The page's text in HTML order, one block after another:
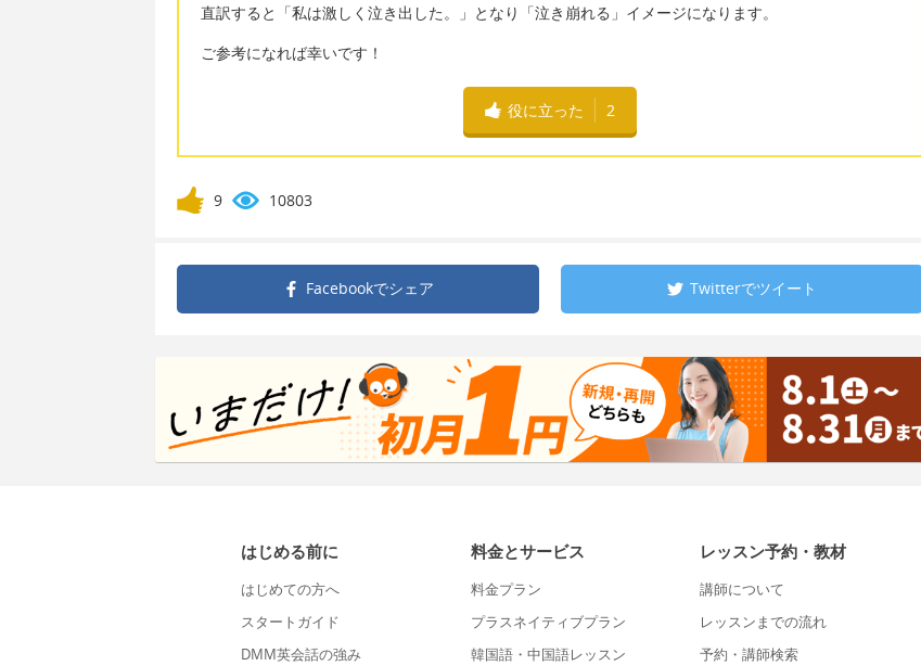
直訳すると「私は激しく泣き出した。」となり「泣き崩れる」イメージになります。
ご参考になれば幸いです！
役に立った 2
9 10803
Facebookでシェア Twitterでツイート
はじめる前に
はじめての方へ
スタートガイド
DMM英会話の強み
料金とサービス
料金プラン
プラスネイティブプラン
韓国語・中国語レッスン
レッスン予約・教材
講師について
レッスンまでの流れ
予約・講師検索